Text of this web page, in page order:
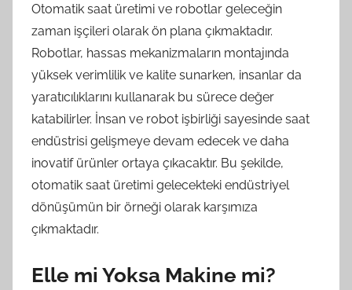
Otomatik saat üretimi ve robotlar geleceğin
zaman işçileri olarak ön plana çıkmaktadır.
Robotlar, hassas mekanizmaların montajında
yüksek verimlilik ve kalite sunarken, insanlar da
yaratıcılıklarını kullanarak bu sürece değer
katabilirler. İnsan ve robot işbirliği sayesinde saat
endüstrisi gelişmeye devam edecek ve daha
inovatif ürünler ortaya çıkacaktır. Bu şekilde,
otomatik saat üretimi gelecekteki endüstriyel
dönüşümün bir örneği olarak karşımıza
çıkmaktadır.
Elle mi Yoksa Makine mi?